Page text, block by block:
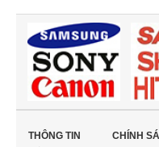
THÔNG TIN
CHÍNH